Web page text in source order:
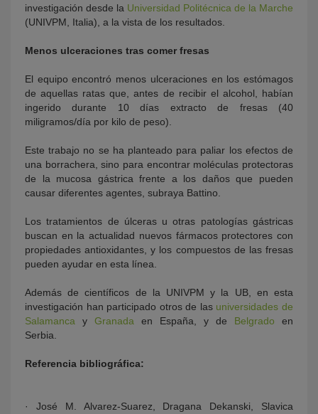
investigación desde la Universidad Politécnica de la Marche
(UNIVPM, Italia), a la vista de los resultados.
Menos ulceraciones tras comer fresas
El equipo encontró menos ulceraciones en los estómagos
de aquellas ratas que, antes de recibir el alcohol, habían
ingerido durante 10 días extracto de fresas (40
miligramos/día por kilo de peso).
Este trabajo no se ha planteado para paliar los efectos de
una borrachera, sino para encontrar moléculas protectoras
de la mucosa gástrica frente a los daños que pueden
causar diferentes agentes, subraya Battino.
Los tratamientos de úlceras u otras patologías gástricas
buscan en la actualidad nuevos fármacos protectores con
propiedades antioxidantes, y los compuestos de las fresas
pueden ayudar en esta línea.
Además de científicos de la UNIVPM y la UB, en esta
investigación han participado otros de las universidades de
Salamanca y Granada en España, y de Belgrado en
Serbia.
Referencia bibliográfica:
· José M. Alvarez-Suarez, Dragana Dekanski, Slavica